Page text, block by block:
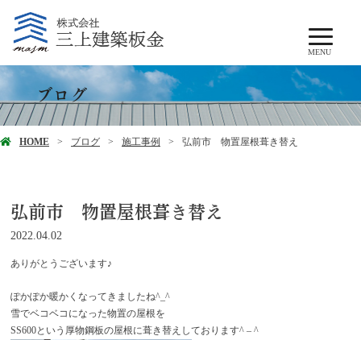
MENU
ブログ
HOME ブログ 施工事例 弘前市 物置屋根葺き替え
弘前市 物置屋根葺き替え
2022.04.02
ありがとうございます♪
ぽかぽか暖かくなってきましたね^_^
雪でベコベコになった物置の屋根を
SS600という厚物鋼板の屋根に葺き替えしております^ – ^